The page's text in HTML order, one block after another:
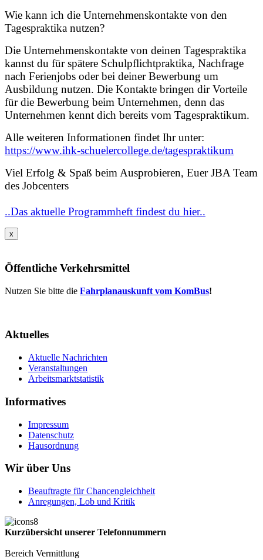
Wie kann ich die Unternehmenskontakte von den
Tagespraktika nutzen?
Die Unternehmenskontakte von deinen Tagespraktika
kannst du für spätere Schulpflichtpraktika, Nachfrage
nach Ferienjobs oder bei deiner Bewerbung um
Ausbildung nutzen. Die Kontakte bringen dir Vorteile
für die Bewerbung beim Unternehmen, denn das
Unternehmen kennt dich bereits vom Tagespraktikum.
Alle weiteren Informationen findet Ihr unter:
https://www.ihk-schuelercollege.de/tagespraktikum
Viel Erfolg & Spaß beim Ausprobieren, Euer JBA Team
des Jobcenters
..Das aktuelle Programmheft findest du hier..
x
Öffentliche Verkehrsmittel
Nutzen Sie bitte die Fahrplanauskunft vom KomBus!
Aktuelles
Aktuelle Nachrichten
Veranstaltungen
Arbeitsmarktstatistik
Informatives
Impressum
Datenschutz
Hausordnung
Wir über Uns
Beauftragte für Chancengleichheit
Anregungen, Lob und Kritik
Kurzübersicht unserer Telefonnummern
Bereich Vermittlung